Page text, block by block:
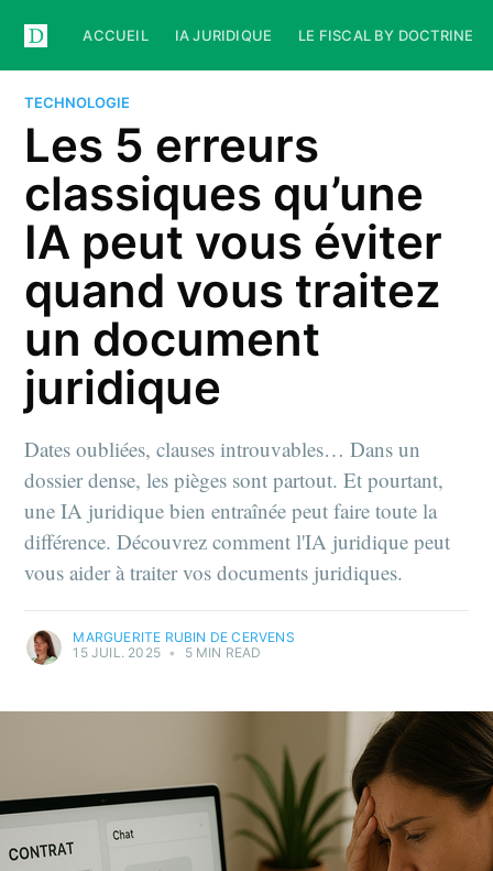
ACCUEIL IA JURIDIQUE LE FISCAL BY DOCTRINE
TECHNOLOGIE
Les 5 erreurs
classiques qu’une
IA peut vous éviter
quand vous traitez
un document
juridique
Dates oubliées, clauses introuvables… Dans un
dossier dense, les pièges sont partout. Et pourtant,
une IA juridique bien entraînée peut faire toute la
différence. Découvrez comment l'IA juridique peut
vous aider à traiter vos documents juridiques.
MARGUERITE RUBIN DE CERVENS
15 JUIL. 2025 • 5 MIN READ